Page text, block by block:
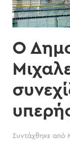
Ο
Συντάχθηκε από